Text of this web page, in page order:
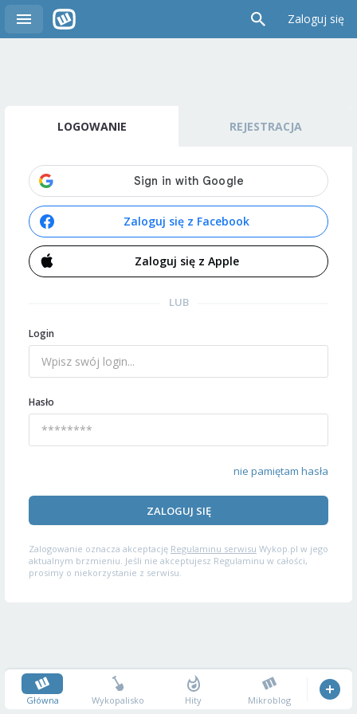
Zaloguj się
LOGOWANIE REJESTRACJA
Zaloguj się z Facebook
Zaloguj się z Apple
LUB
Login
Hasło
nie pamiętam hasła
ZALOGUJ SIĘ
Zalogowanie oznacza akceptację Regulaminu serwisu Wykop.pl w jego
aktualnym brzmieniu. Jeśli nie akceptujesz Regulaminu w całości,
prosimy o niekorzystanie z serwisu.
Główna Wykopalisko Hity Mikroblog